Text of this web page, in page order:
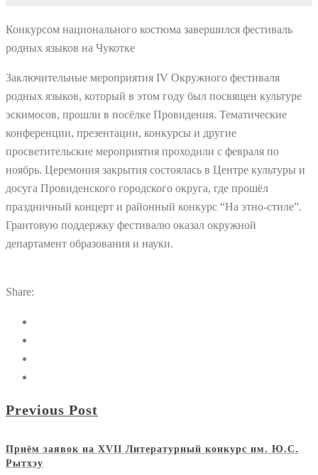
Конкурсом национального костюма завершился фестиваль
родных языков на Чукотке
Заключительные мероприятия IV Окружного фестиваля
родных языков, который в этом году был посвящен культуре
эскимосов, прошли в посёлке Провидения. Тематические
конференции, презентации, конкурсы и другие
просветительские мероприятия проходили с февраля по
ноябрь. Церемония закрытия состоялась в Центре культуры и
досуга Провиденского городского округа, где прошёл
праздничный концерт и районный конкурс “На этно-стиле”.
Грантовую поддержку фестивалю оказал окружной
департамент образования и науки.
Share:
Previous Post
Приём заявок на XVII Литературный конкурс им. Ю.С.
Рытхэу